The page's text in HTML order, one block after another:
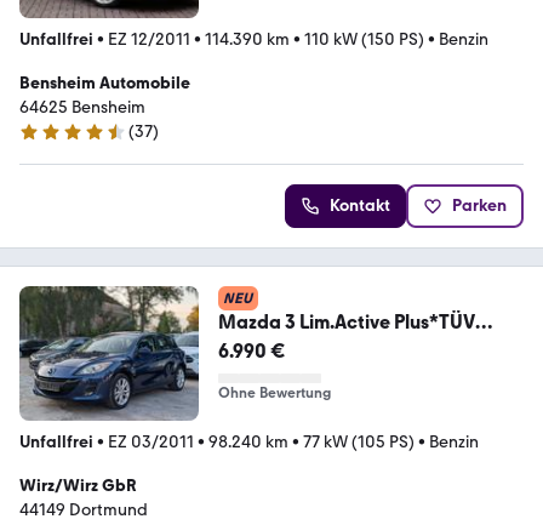
Unfallfrei • EZ 12/2011 • 114.390 km • 110 kW (150 PS) • Benzin
Bensheim Automobile
64625 Bensheim
4.6 Sterne
(37)
Kontakt Parken
NEU
Mazda 3 Lim.Active Plus*TÜV
neu*PDC*SHZ*TOTWINKELASSIS
6.990 €
Ohne Bewertung
Unfallfrei • EZ 03/2011 • 98.240 km • 77 kW (105 PS) • Benzin
Wirz/Wirz GbR
44149 Dortmund